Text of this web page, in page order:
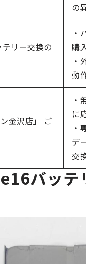
の
リー交換の
・
購
・
動
金沢店」 ご
・
に
・
デ
交
バッテ